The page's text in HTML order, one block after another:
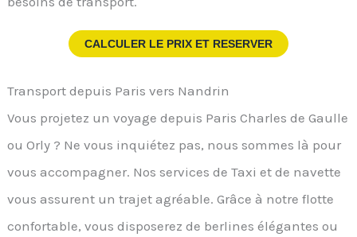
CALCULER LE PRIX ET RESERVER
Transport depuis Paris vers Nandrin
Vous projetez un voyage depuis Paris Charles de Gaulle
ou Orly ? Ne vous inquiétez pas, nous sommes là pour
vous accompagner. Nos services de Taxi et de navette
vous assurent un trajet agréable. Grâce à notre flotte
confortable, vous disposerez de berlines élégantes ou